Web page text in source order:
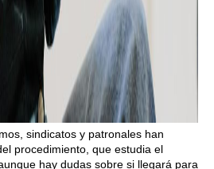
sindicatos y patronales han
procedimiento, que estudia el
hay dudas sobre si llegará para